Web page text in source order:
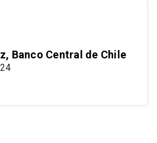
Banco Central de Chile